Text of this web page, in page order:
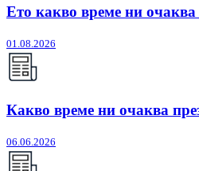
Ето какво време ни очаква
01.08.2026
Какво време ни очаква
06.06.2026